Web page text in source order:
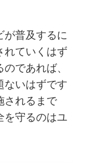
が普及するに
れていくはず
であれば、
ないはずです
されるまで
を守るのはユ